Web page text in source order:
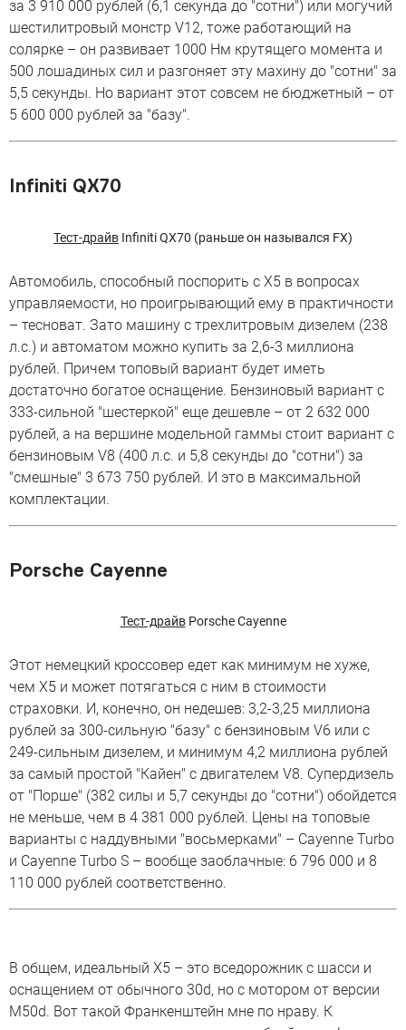
за 3 910 000 рублей (6,1 секунда до "сотни") или могучий
шестилитровый монстр V12, тоже работающий на
солярке – он развивает 1000 Нм крутящего момента и
500 лошадиных сил и разгоняет эту махину до "сотни" за
5,5 секунды. Но вариант этот совсем не бюджетный – от
5 600 000 рублей за "базу".
Infiniti QX70
Тест-драйв Infiniti QX70 (раньше он назывался FX)
Автомобиль, способный поспорить с X5 в вопросах
управляемости, но проигрывающий ему в практичности
– тесноват. Зато машину с трехлитровым дизелем (238
л.с.) и автоматом можно купить за 2,6-3 миллиона
рублей. Причем топовый вариант будет иметь
достаточно богатое оснащение. Бензиновый вариант с
333-сильной "шестеркой" еще дешевле – от 2 632 000
рублей, а на вершине модельной гаммы стоит вариант с
бензиновым V8 (400 л.с. и 5,8 секунды до "сотни") за
"смешные" 3 673 750 рублей. И это в максимальной
комплектации.
Porsche Cayenne
Тест-драйвPorsche Cayenne
Этот немецкий кроссовер едет как минимум не хуже,
чем X5 и может потягаться с ним в стоимости
страховки. И, конечно, он недешев: 3,2-3,25 миллиона
рублей за 300-сильную "базу" с бензиновым V6 или с
249-сильным дизелем, и минимум 4,2 миллиона рублей
за самый простой "Кайен" с двигателем V8. Супердизель
от "Порше" (382 силы и 5,7 секунды до "сотни") обойдется
не меньше, чем в 4 381 000 рублей. Цены на топовые
варианты с наддувными "восьмерками" – Cayenne Turbo
и Cayenne Turbo S – вообще заоблачные: 6 796 000 и 8
110 000 рублей соответственно.
В общем, идеальный Х5 – это вседорожник с шасси и
оснащением от обычного 30d, но с мотором от версии
M50d. Вот такой Франкенштейн мне по нраву. К